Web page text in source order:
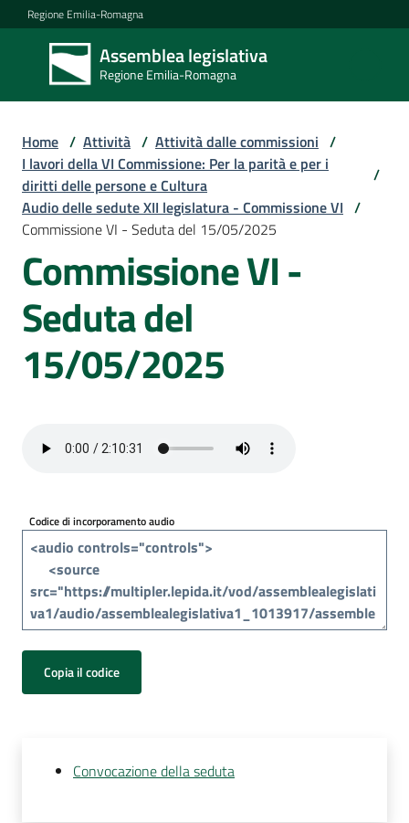
Vai al contenuto
Vai alla navigazione
Vai al footer
Regione Emilia-Romagna
Assemblea legislativa
Regione Emilia-Romagna
Assemblea
legislativa
Regione Emilia-
Assemblea
Attività
media
i
cittadini
Home / Attività / Attività dalle commissioni /
I lavori della VI Commissione: Per la parità e per i
diritti delle persone e Cultura
/
Audio delle sedute XII legislatura - Commissione VI /
Commissione VI - Seduta del 15/05/2025
Commissione VI -
Seduta del
15/05/2025
Codice di incorporamento audio
Copia il codice
Convocazione della seduta